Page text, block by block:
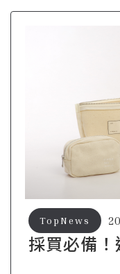
採買必備！
TopNews